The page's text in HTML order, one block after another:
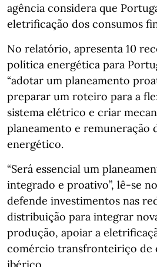
agência considera que
eletrificação dos consumos
No relatório, apresenta 10
política energética para
“adotar um planeamento
preparar um roteiro para a
sistema elétrico e criar
planeamento e remuneração
energético.
“Será essencial um
integrado e proativo”, lê-se
defende investimentos nas
distribuição para integrar
produção, apoiar a
comércio transfronteiriço de
ibérico.